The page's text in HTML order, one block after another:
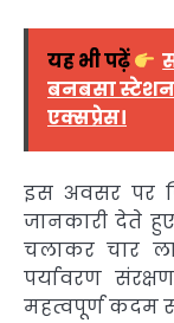
यह भी पढ़ें
बनबसा
एक्सप्रेस।
इस अवसर पर
जानकारी देते
चलाकर चार
पर्यावरण
महत्वपूर्ण कदम